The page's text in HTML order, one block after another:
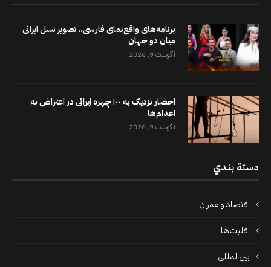
برنامه‌های واقع‌نمای فارسی.. تصویر نسل ایرانی
میان دو جهان
آگوست 9, 2026
احضار نزدیک به ۱۰۰ چهره ایرانی در اعتراض به
اعدام‌ها
آگوست 9, 2026
دستة بندي
اقتصاد و عمران
اقلیت‌ها
بین‌المللی